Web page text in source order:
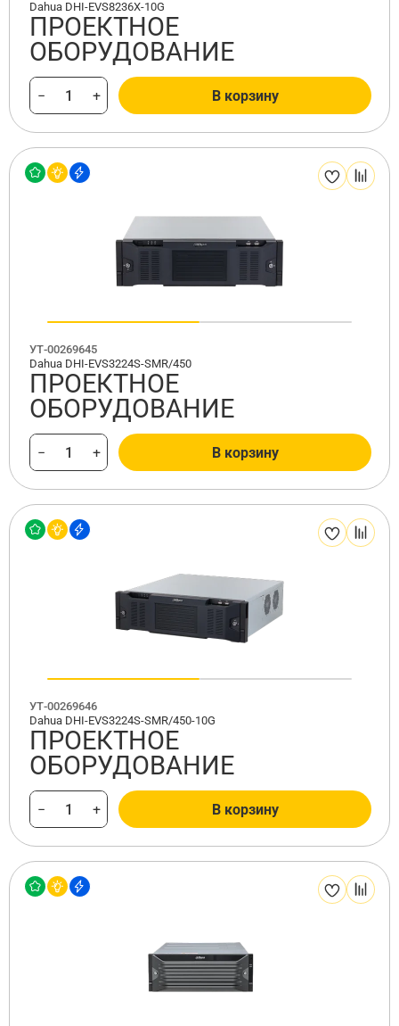
Dahua DHI-EVS8236X-10G
ПРОЕКТНОЕ
ОБОРУДОВАНИЕ
− + В корзину
УТ-00269645
Dahua DHI-EVS3224S-SMR/450
ПРОЕКТНОЕ
ОБОРУДОВАНИЕ
− + В корзину
УТ-00269646
Dahua DHI-EVS3224S-SMR/450-10G
ПРОЕКТНОЕ
ОБОРУДОВАНИЕ
− + В корзину